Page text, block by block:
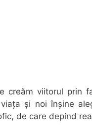
creăm viitorul prin
și noi înșine
de care depind